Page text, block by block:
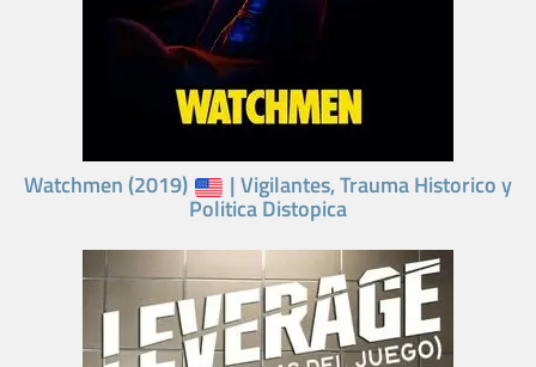
Watchmen (2019) | Vigilantes, Trauma Historico y
Politica Distopica